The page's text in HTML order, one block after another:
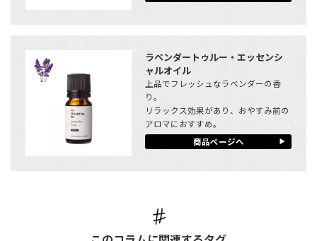
ラベンダートゥルー・エッセンシ
ャルオイル
上品でフレッシュなラベンダーの香
り。
リラックス効果があり、おやすみ前の
アロマにおすすめ。
商品ページへ